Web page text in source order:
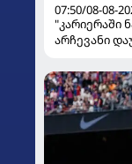
07:50/08-08-
"კარიერაში
არჩევანი